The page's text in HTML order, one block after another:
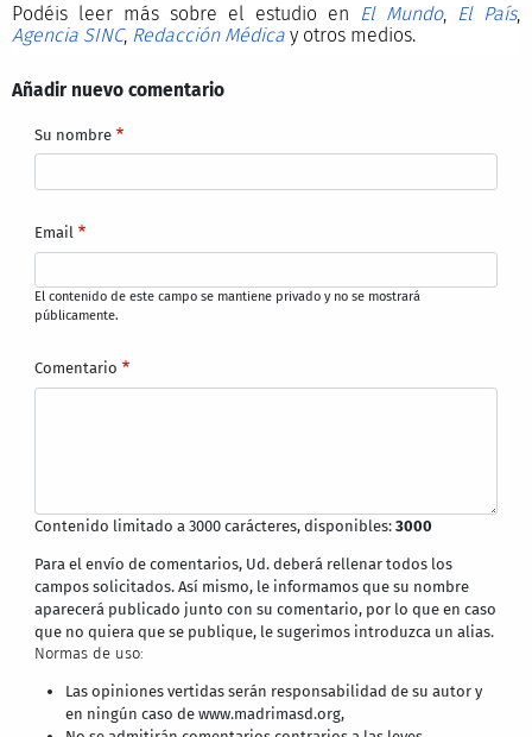
Podéis leer más sobre el estudio en El Mundo, El País,
Agencia SINC, Redacción Médicay otros medios.
Añadir nuevo comentario
Su nombre
Email
El contenido de este campo se mantiene privado y no se mostrará
públicamente.
Comentario
Contenido limitado a 3000 carácteres, disponibles:3000
Para el envío de comentarios, Ud. deberá rellenar todos los
campos solicitados. Así mismo, le informamos que su nombre
aparecerá publicado junto con su comentario, por lo que en caso
que no quiera que se publique, le sugerimos introduzca un alias.
Normas de uso:
Las opiniones vertidas serán responsabilidad de su autor y
en ningún caso de www.madrimasd.org,